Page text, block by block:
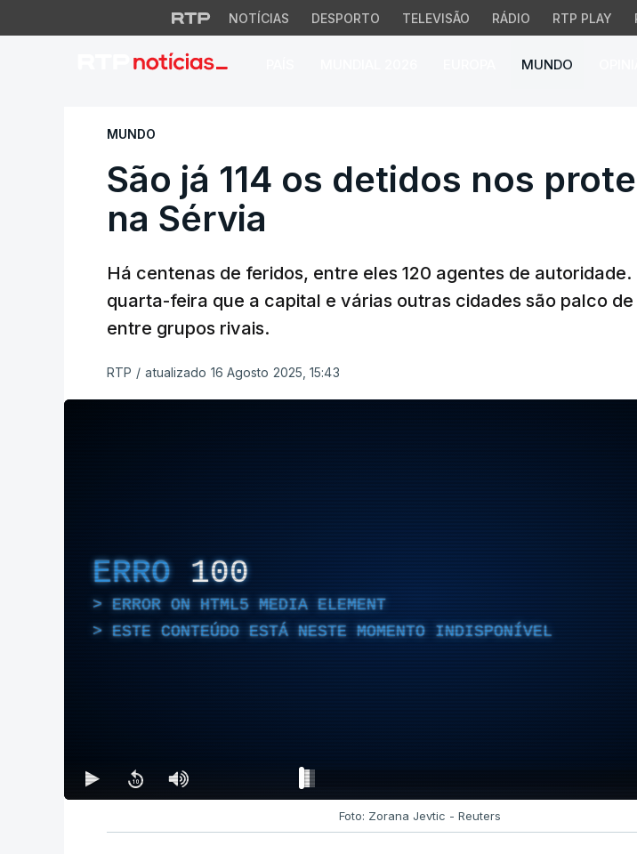
NOTÍCIAS DESPORTO TELEVISÃO RÁDIO RTP PLAY
MUNDO
São já 114 os detidos nos
MUNDO
São já 114 os detidos nos
na Sérvia
Há centenas de feridos, entre eles 120 agentes de autoridade.
quarta-feira que a capital e várias outras cidades são palco
entre grupos rivais.
RTP / atualizado 16 Agosto 2025, 15:43
ERRO 100
ERROR ON HTML5 MEDIA ELEMENT
ESTE CONTEÚDO ESTÁ NESTE MOMENTO INDISPONÍVEL
Foto: Zorana Jevtic - Reuters